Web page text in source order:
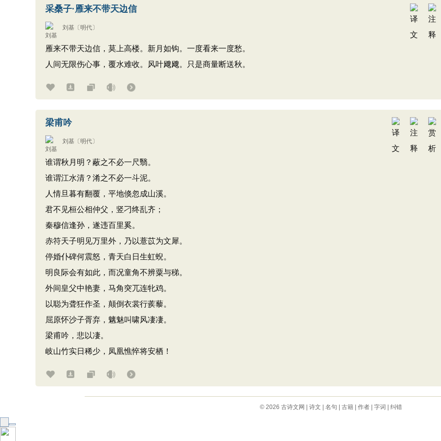
采桑子·雁来不带天边信
刘基 〔明代〕
雁来不带天边信，莫上高楼。新月如钩。一度看来一度愁。
人间无限伤心事，覆水难收。风叶飕飕。只是商量断送秋。
梁甫吟
刘基 〔明代〕
谁谓秋月明？蔽之不必一尺翳。
谁谓江水清？淆之不必一斗泥。
人情旦暮有翻覆，平地倏忽成山溪。
君不见桓公相仲父，竖刁终乱齐；
秦穆信逢孙，遂违百里奚。
赤符天子明见万里外，乃以薏苡为文犀。
停婚仆碑何震怒，青天白日生虹蜺。
明良际会有如此，而况童角不辨粟与稊。
外间皇父中艳妻，马角突兀连牝鸡。
以聪为聋狂作圣，颠倒衣裳行蒺藜。
屈原怀沙子胥弃，魑魅叫啸风凄凄。
梁甫吟，悲以凄。
岐山竹实日稀少，凤凰憔悴将安栖！
© 2026 古诗文网 诗文 名句 古籍| 作者| 字词 纠错